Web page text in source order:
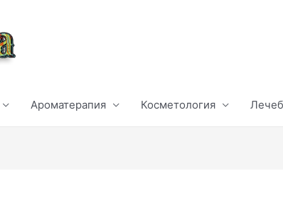
Ароматерапия Косметология